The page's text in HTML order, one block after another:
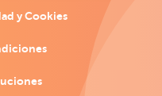
y Cookies